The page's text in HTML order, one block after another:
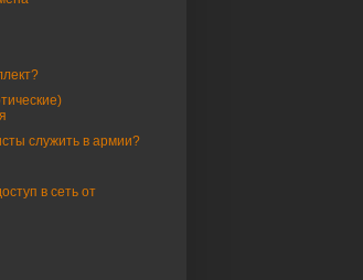
служить в армии?
в сеть от